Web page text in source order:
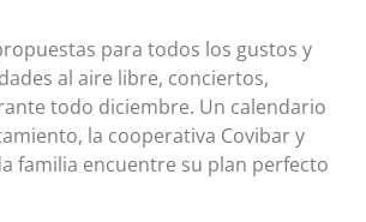
para todos los gustos y
al aire libre, conciertos,
todo diciembre. Un calendario
la cooperativa Covibar y
familia encuentre su plan perfecto